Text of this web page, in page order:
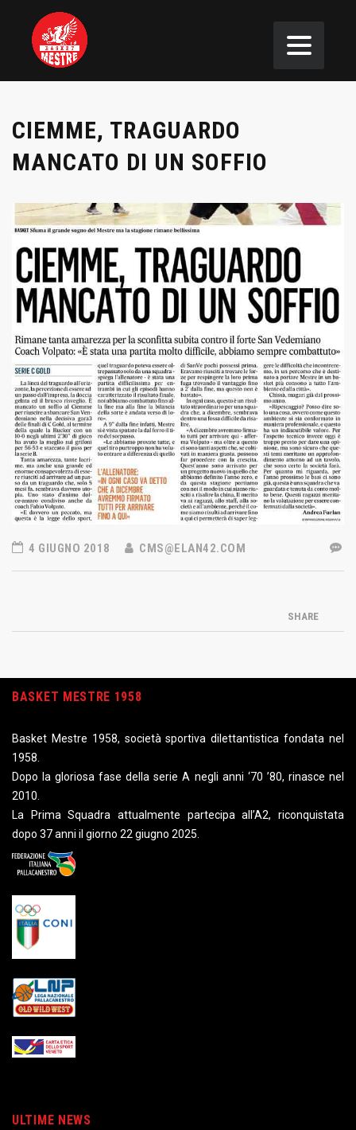
CIEMME, TRAGUARDO
MANCATO DI UN SOFFIO
4 GIUGNO 2018 CMS@ELAN42.COM
SHARE
BASKET MESTRE 1958
Basket Mestre 1958, società sportiva dilettantistica fondata nel
1958.
Dopo la gloriosa fase della serie A negli anni ‘70 ’80, rinasce nel
2010.
La Prima Squadra attualmente partecipa all’A2, riconquistata
dopo 37 anni il giorno 22 giugno 2025.
ULTIME NEWS